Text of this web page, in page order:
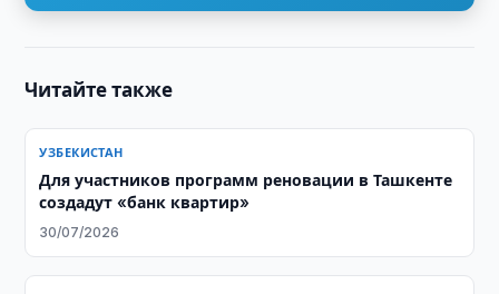
Читайте также
УЗБЕКИСТАН
Для участников программ реновации в Ташкенте
создадут «банк квартир»
30/07/2026